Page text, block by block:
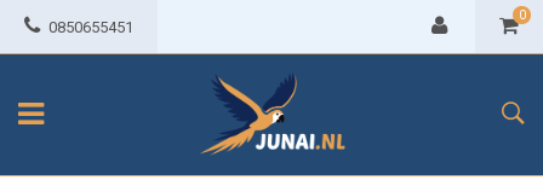
0850655451
0